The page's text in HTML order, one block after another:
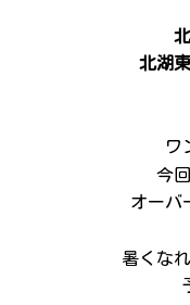
北湖
ワ
今
オーバ
暑くな